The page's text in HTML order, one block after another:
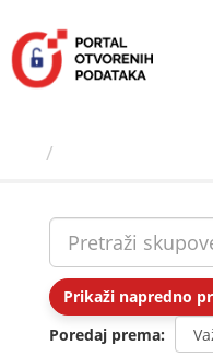
sadržaj
Prikaži napredno
Poredaj prema